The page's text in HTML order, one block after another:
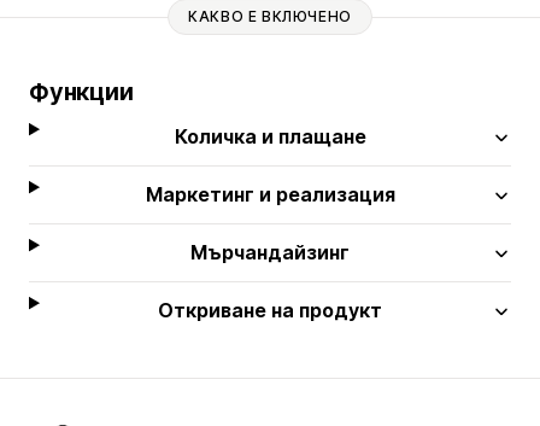
КАКВО Е ВКЛЮЧЕНО
Функции
Количка и плащане
Маркетинг и реализация
Мърчандайзинг
Откриване на продукт